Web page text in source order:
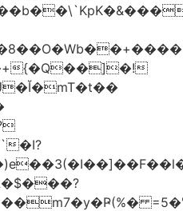
{�Q��]�!
�I?